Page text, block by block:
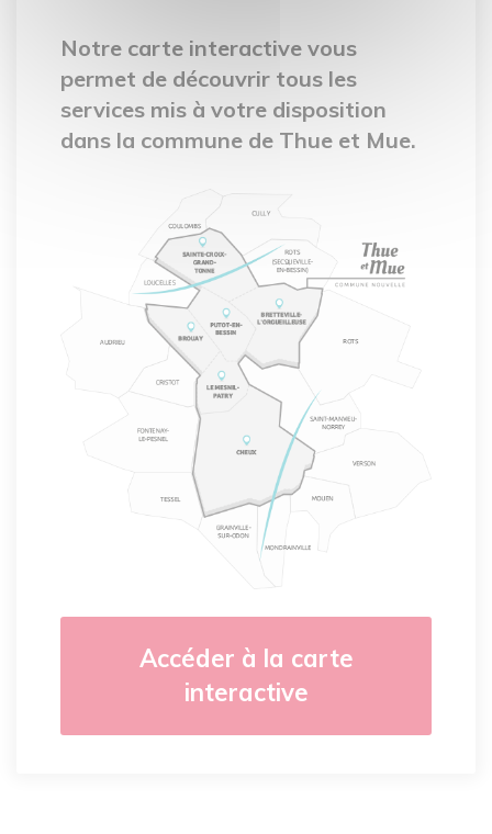
Notre carte interactive vous
permet de découvrir tous les
services mis à votre disposition
dans la commune de Thue et Mue.
Accéder à la carte
interactive